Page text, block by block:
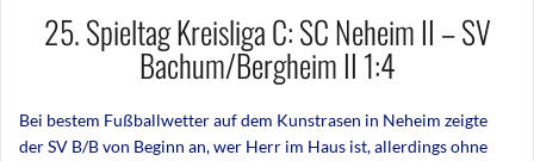
25. Spieltag Kreisliga C: SC Neheim II – SV
Bachum/Bergheim II 1:4
Bei bestem Fußballwetter auf dem Kunstrasen in Neheim zeigte
der SV B/B von Beginn an, wer Herr im Haus ist, allerdings ohne